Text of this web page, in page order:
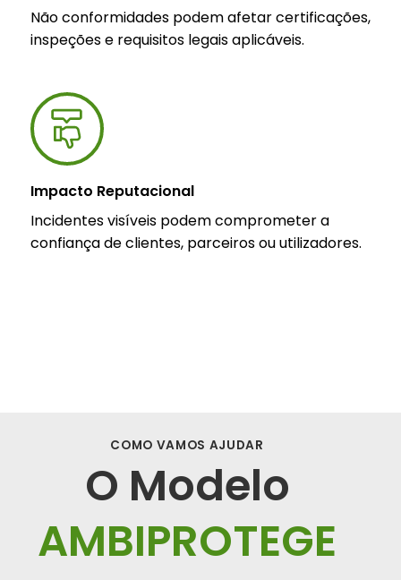
Não conformidades podem afetar certificações,
inspeções e requisitos legais aplicáveis.
Impacto Reputacional
Incidentes visíveis podem comprometer a
confiança de clientes, parceiros ou utilizadores.
COMO VAMOS AJUDAR
O Modelo
AMBIPROTEGE